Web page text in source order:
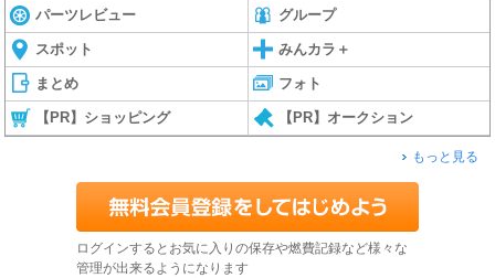
パーツレビュー グループ
スポット みんカラ＋
まとめ フォト
【PR】ショッピング 【PR】オークション
もっと見る
ログインするとお気に入りの保存や燃費記録など様々な
管理が出来るようになります